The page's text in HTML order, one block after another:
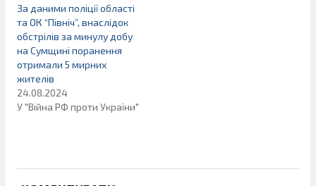
За даними поліції області
та ОК “Північ”, внаслідок
обстрілів за минулу добу
на Сумщині поранення
отримали 5 мирних
жителів
24.08.2024
У "Війна РФ проти України"